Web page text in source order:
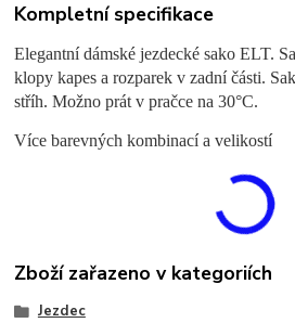
Kompletní specifikace
Elegantní dámské jezdecké sako ELT.
klopy kapes a rozparek v zadní části.
stříh. Možno prát v pračce na 30°C.
Více barevných kombinací a velikostí
Zboží zařazeno v kategoriích
Jezdec